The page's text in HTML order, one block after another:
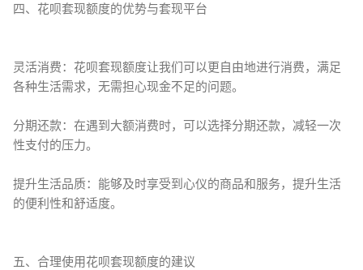
四、花呗套现额度的优势与套现平台
灵活消费：花呗套现额度让我们可以更自由地进行消费，满足
各种生活需求，无需担心现金不足的问题。
分期还款：在遇到大额消费时，可以选择分期还款，减轻一次
性支付的压力。
提升生活品质：能够及时享受到心仪的商品和服务，提升生活
的便利性和舒适度。
五、合理使用花呗套现额度的建议